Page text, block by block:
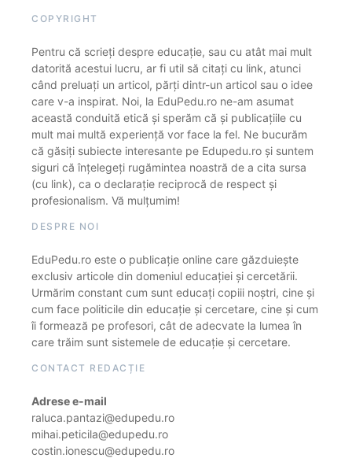
COPYRIGHT
Pentru că scrieți despre educație, sau cu atât mai mult
datorită acestui lucru, ar fi util să citați cu link, atunci
când preluați un articol, părți dintr-un articol sau o idee
care v-a inspirat. Noi, la EduPedu.ro ne-am asumat
această conduită etică și sperăm că și publicațiile cu
mult mai multă experiență vor face la fel. Ne bucurăm
că găsiți subiecte interesante pe Edupedu.ro și suntem
siguri că înțelegeți rugămintea noastră de a cita sursa
(cu link), ca o declarație reciprocă de respect și
profesionalism. Vă mulțumim!
DESPRE NOI
EduPedu.ro este o publicație online care găzduiește
exclusiv articole din domeniul educației și cercetării.
Urmărim constant cum sunt educați copiii noștri, cine și
cum face politicile din educație și cercetare, cine și cum
îi formează pe profesori, cât de adecvate la lumea în
care trăim sunt sistemele de educație și cercetare.
CONTACT REDACȚIE
Adrese e-mail
raluca.pantazi@edupedu.ro
mihai.peticila@edupedu.ro
costin.ionescu@edupedu.ro